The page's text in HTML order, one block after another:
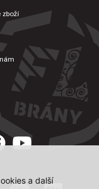
a další
zboží